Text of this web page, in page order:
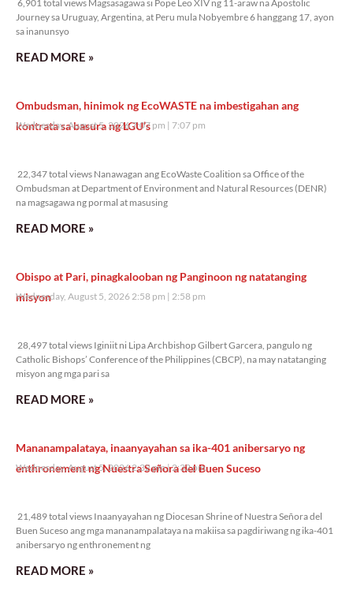
6,901 total views Magsasagawa si Pope Leo XIV ng 11-araw na Apostolic
Journey sa Uruguay, Argentina, at Peru mula Nobyembre 6 hanggang 17, ayon
sa inanunsyo
READ MORE »
Ombudsman, hinimok ng EcoWASTE na imbestigahan ang
kontrata sa basura ng LGU’s
Wednesday, August 5, 2026 7:07 pm 7:07 pm
22,347 total views Nanawagan ang EcoWaste Coalition sa Office of the
Ombudsman at Department of Environment and Natural Resources (DENR)
na magsagawa ng pormal at masusing
READ MORE »
Obispo at Pari, pinagkalooban ng Panginoon ng natatanging
misyon
Wednesday, August 5, 2026 2:58 pm 2:58 pm
28,497 total views Iginiit ni Lipa Archbishop Gilbert Garcera, pangulo ng
Catholic Bishops’ Conference of the Philippines (CBCP), na may natatanging
misyon ang mga pari sa
READ MORE »
Mananampalataya, inaanyayahan sa ika-401 anibersaryo ng
enthronement ng Nuestra Señora del Buen Suceso
Wednesday, August 5, 2026 2:32 pm 2:32 pm
21,489 total views Inaanyayahan ng Diocesan Shrine of Nuestra Señora del
Buen Suceso ang mga mananampalataya na makiisa sa pagdiriwang ng ika-401
anibersaryo ng enthronement ng
READ MORE »